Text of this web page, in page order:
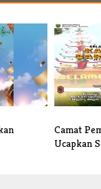
Camat
Ucapkan